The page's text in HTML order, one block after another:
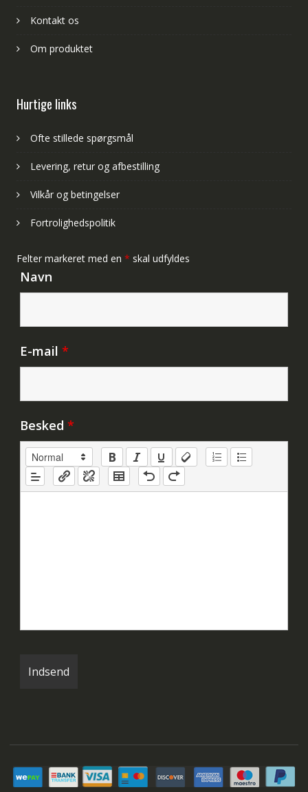
Kontakt os
Om produktet
Hurtige links
Ofte stillede spørgsmål
Levering, retur og afbestilling
Vilkår og betingelser
Fortrolighedspolitik
Felter markeret med en * skal udfyldes
Navn
E-mail *
Besked *